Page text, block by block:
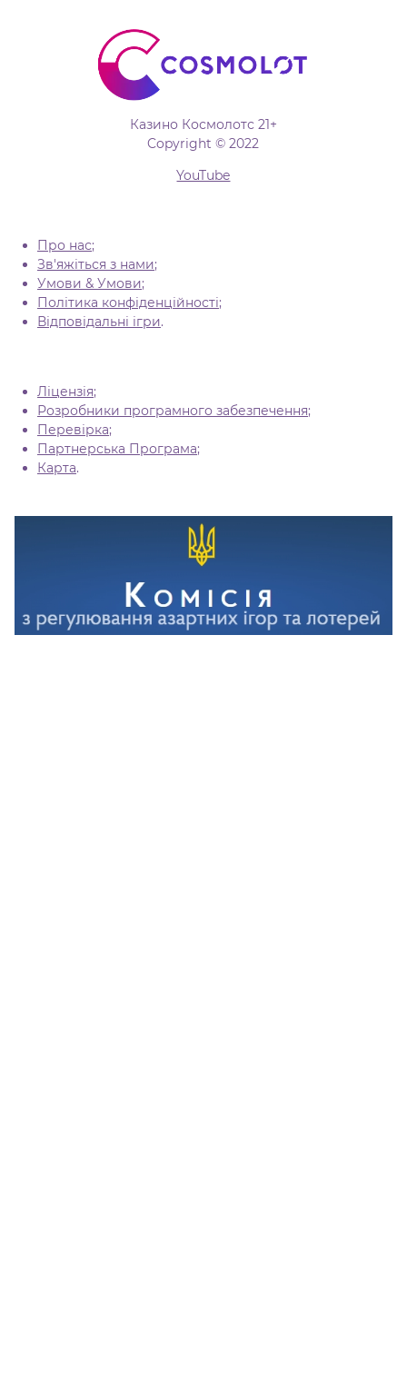
Казино Космолотс 21+
Copyright © 2022
YouTube
Про нас;
Зв'яжіться з нами;
Умови & Умови;
Політика конфіденційності;
Відповідальні ігри.
Ліцензія;
Розробники програмного забезпечення;
Перевірка;
Партнерська Програма;
Карта.